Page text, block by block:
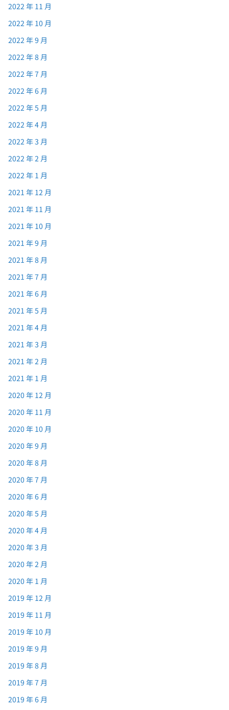
2022 年 11 月
2022 年 10 月
2022 年 9 月
2022 年 8 月
2022 年 7 月
2022 年 6 月
2022 年 5 月
2022 年 4 月
2022 年 3 月
2022 年 2 月
2022 年 1 月
2021 年 12 月
2021 年 11 月
2021 年 10 月
2021 年 9 月
2021 年 8 月
2021 年 7 月
2021 年 6 月
2021 年 5 月
2021 年 4 月
2021 年 3 月
2021 年 2 月
2021 年 1 月
2020 年 12 月
2020 年 11 月
2020 年 10 月
2020 年 9 月
2020 年 8 月
2020 年 7 月
2020 年 6 月
2020 年 5 月
2020 年 4 月
2020 年 3 月
2020 年 2 月
2020 年 1 月
2019 年 12 月
2019 年 11 月
2019 年 10 月
2019 年 9 月
2019 年 8 月
2019 年 7 月
2019 年 6 月